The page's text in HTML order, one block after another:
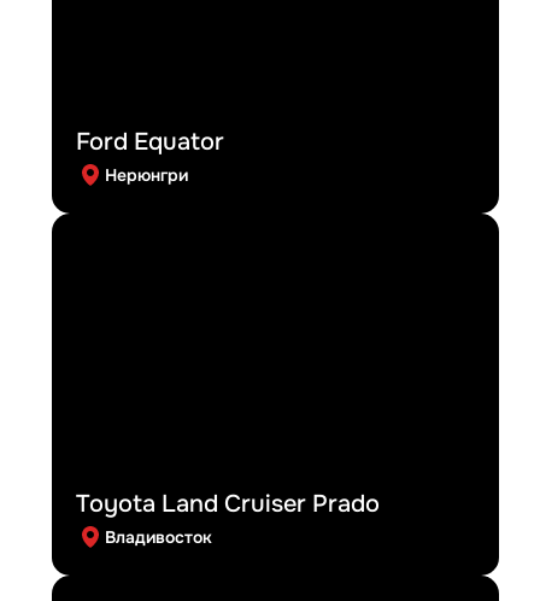
Ford Equator
Нерюнгри
Toyota Land Cruiser Prado
Владивосток